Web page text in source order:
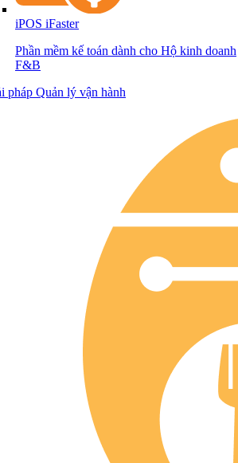
iPOS iFaster
Phần mềm kế toán dành cho Hộ kinh doanh
F&B
pháp Quản lý vận hành